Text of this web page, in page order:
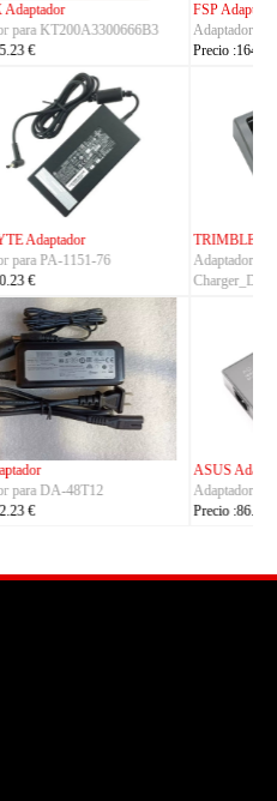
HUAWEI Adaptador
Adaptador para S190126D1D
Precio :40.23 €
ASUS Adaptador
Adaptador para A14-150P1A
Precio :42.23 €
OLYMPUS Adaptador
Adaptador para CH4000
Precio :100.23 €